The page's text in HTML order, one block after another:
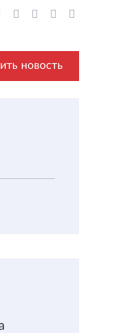
новость